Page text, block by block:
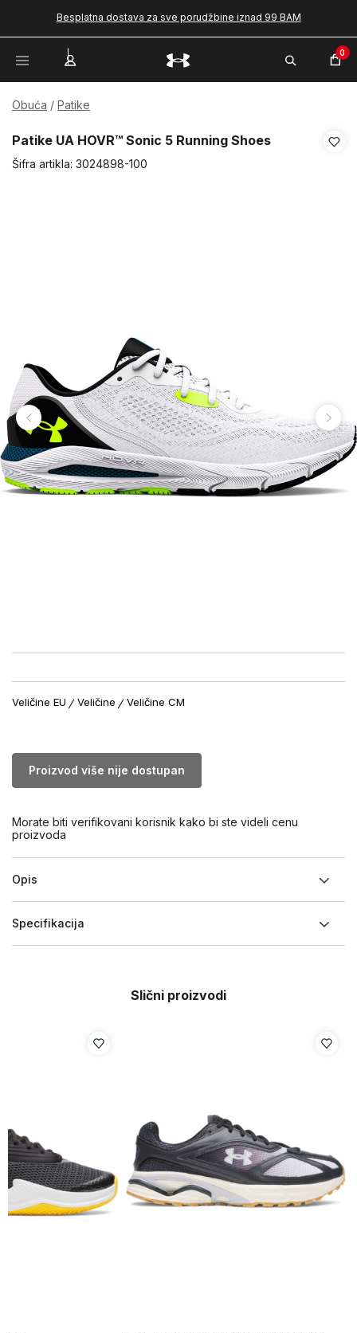
Besplatna dostava za sve porudžbine iznad 99 BAM
0
Obuća Patike
Patike UA HOVR™ Sonic 5 Running Shoes
Šifra artikla: 3024898-100
Veličine EU Veličine Veličine CM
Proizvod više nije dostupan
Morate biti verifikovani korisnik kako bi ste videli cenu
proizvoda
Opis
Specifikacija
Slični proizvodi